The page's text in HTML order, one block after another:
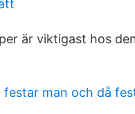
är viktigast hos
festar man och då